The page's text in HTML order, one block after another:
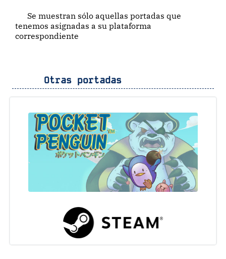
Se muestran sólo aquellas portadas que
tenemos asignadas a su plataforma
correspondiente
Otras portadas